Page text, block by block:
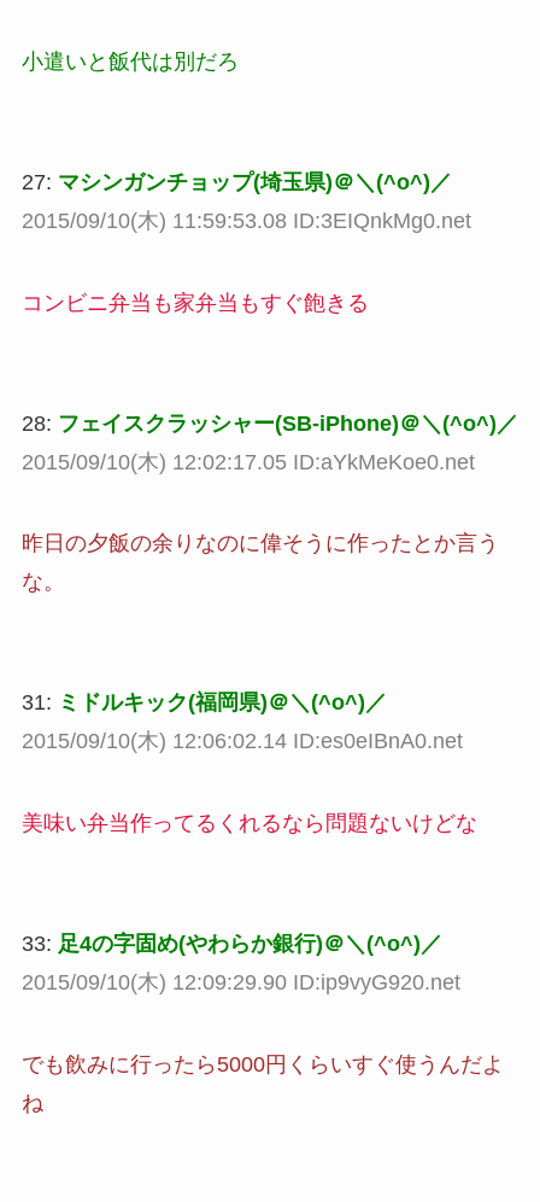
小遣いと飯代は別だろ
27: マシンガンチョップ(埼玉県)＠＼(^o^)／
2015/09/10(木) 11:59:53.08 ID:3EIQnkMg0.net
コンビニ弁当も家弁当もすぐ飽きる
28: フェイスクラッシャー(SB-iPhone)＠＼(^o^)／
2015/09/10(木) 12:02:17.05 ID:aYkMeKoe0.net
昨日の夕飯の余りなのに偉そうに作ったとか言う
な。
31: ミドルキック(福岡県)＠＼(^o^)／
2015/09/10(木) 12:06:02.14 ID:es0eIBnA0.net
美味い弁当作ってるくれるなら問題ないけどな
33: 足4の字固め(やわらか銀行)＠＼(^o^)／
2015/09/10(木) 12:09:29.90 ID:ip9vyG920.net
でも飲みに行ったら5000円くらいすぐ使うんだよ
ね